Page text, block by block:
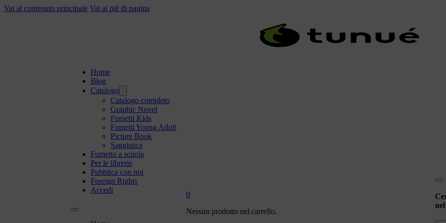
Vai al contenuto principale Vai al piè di pagina
Home
Blog
Catalogo
Catalogo completo
Graphic Novel
Fumetti Kids
Fumetti Young Adult
Picture Book
Saggistica
Fumetto a scuola
Per le librerie
Pubblica con noi
Foreign Rights
Accedi
0
Nessun prodotto nel carrello.